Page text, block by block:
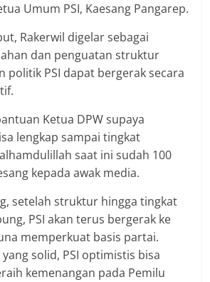
Umum PSI, Kaesang Pangarep.
Rakerwil digelar sebagai
dan penguatan struktur
politik PSI dapat bergerak secara
Ketua DPW supaya
lengkap sampai tingkat
saat ini sudah 100
kepada awak media.
setelah struktur hingga tingkat
PSI akan terus bergerak ke
memperkuat basis partai.
solid, PSI optimistis bisa
kemenangan pada Pemilu